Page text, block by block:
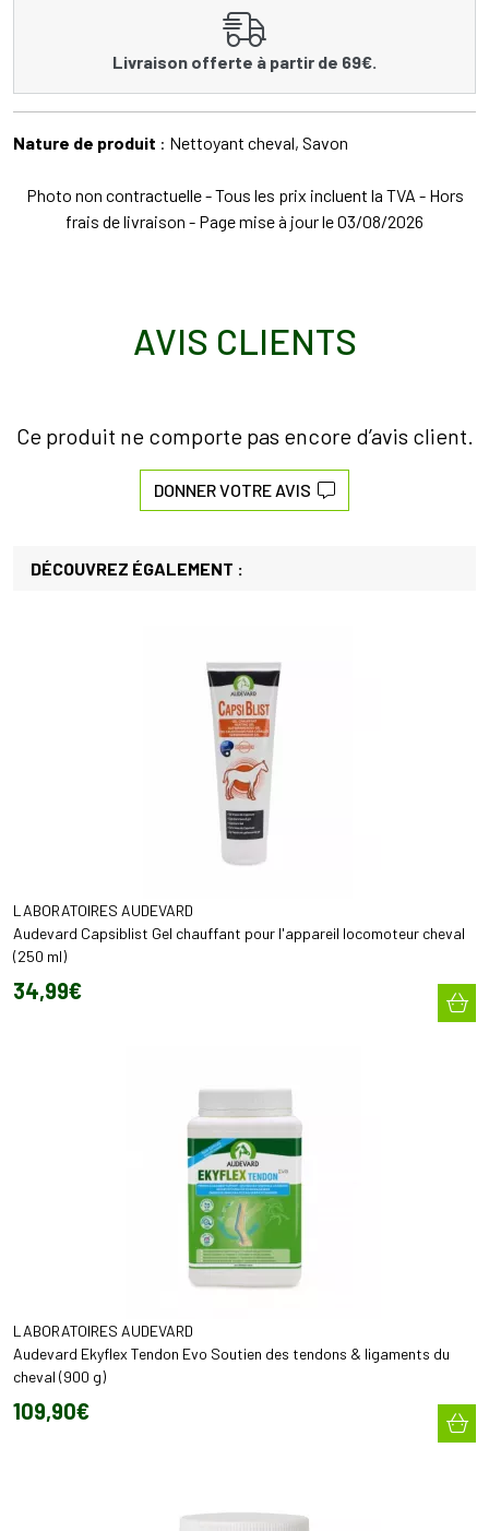
Livraison offerte à partir de 69€.
Nature de produit : Nettoyant cheval, Savon
Photo non contractuelle - Tous les prix incluent la TVA - Hors
frais de livraison - Page mise à jour le 03/08/2026
AVIS CLIENTS
Ce produit ne comporte pas encore d’avis client.
DONNER VOTRE AVIS
DÉCOUVREZ ÉGALEMENT :
LABORATOIRES AUDEVARD
Audevard Capsiblist Gel chauffant pour l'appareil locomoteur cheval
(250 ml)
34,99€
LABORATOIRES AUDEVARD
Audevard Ekyflex Tendon Evo Soutien des tendons & ligaments du
cheval (900 g)
109,90€